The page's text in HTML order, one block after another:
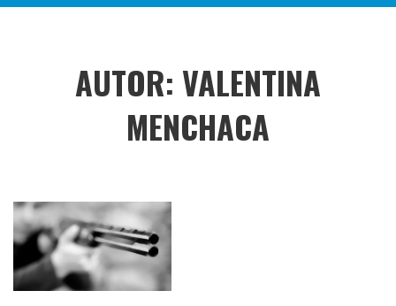
AUTOR: VALENTINA
MENCHACA